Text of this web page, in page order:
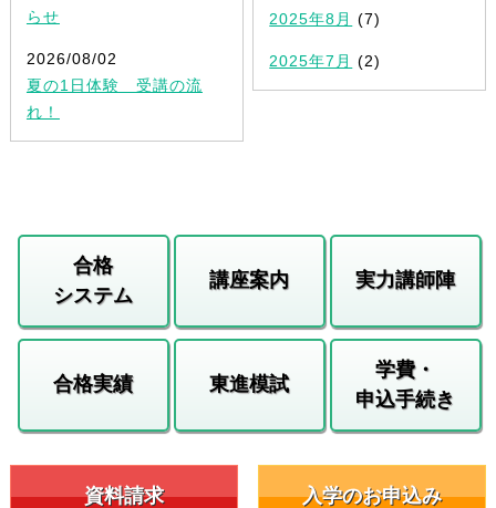
らせ
2026/08/02
夏の1日体験 受講の流
れ！
2025年8月 (7)
2025年7月 (2)
合格
システム
講座案内 実力講師陣
合格実績 東進模試
学費・
申込手続き
資料請求 入学のお申込み